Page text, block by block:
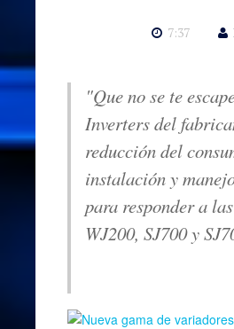
7:37
"Que no se te
Inverters del
reducción del
instalación y
para responder a
WJ200, SJ700 y